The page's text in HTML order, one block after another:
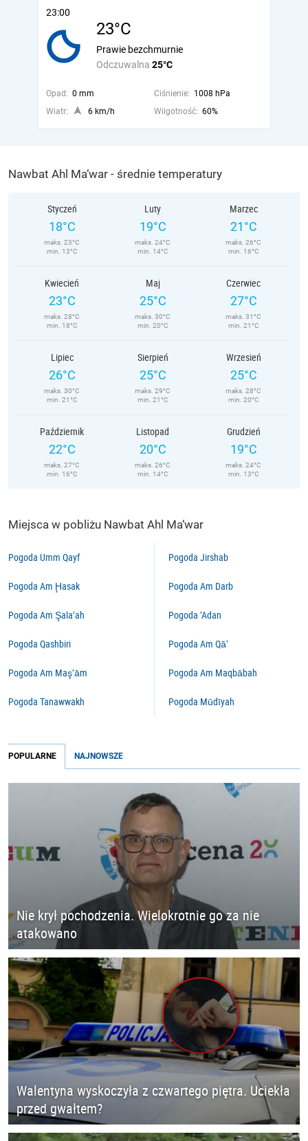
23:00
23°C
Odczuwalna 25°C
Prawie bezchmurnie
Opad: 0 mm Ciśnienie: 1008 hPa
Wiatr:
6 km/h Wilgotność: 60%
Nawbat Ahl Ma‘war - średnie temperatury
Styczeń
18°C
maks. 23°C
min. 13°C
Luty
19°C
maks. 24°C
min. 14°C
Marzec
21°C
maks. 26°C
min. 16°C
Kwiecień
23°C
maks. 28°C
min. 18°C
Maj
25°C
maks. 30°C
min. 20°C
Czerwiec
27°C
maks. 31°C
min. 21°C
Lipiec
26°C
maks. 30°C
min. 21°C
Sierpień
25°C
maks. 29°C
min. 21°C
Wrzesień
25°C
maks. 28°C
min. 20°C
Październik
22°C
maks. 27°C
min. 16°C
Listopad
20°C
maks. 26°C
min. 14°C
Grudzień
19°C
maks. 24°C
min. 13°C
Miejsca w pobliżu Nawbat Ahl Ma‘war
Pogoda Umm Qayf
Pogoda Am Ḩasak
Pogoda Am Şala‘ah
Pogoda Qashbiri
Pogoda Am Maş‘ām
Pogoda Tanawwakh
Pogoda Jirshab
Pogoda Am Darb
Pogoda ‘Adan
Pogoda Am Qā‘
Pogoda Am Maqbābah
Pogoda Mūdīyah
POPULARNE NAJNOWSZE
Nie krył pochodzenia. Wielokrotnie go za nie
atakowano
Walentyna wyskoczyła z czwartego piętra. Uciekła
przed gwałtem?